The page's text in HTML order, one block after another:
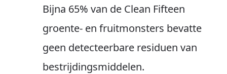
Bijna 65% van de Clean Fifteen
groente- en fruitmonsters bevatte
geen detecteerbare residuen van
bestrijdingsmiddelen.